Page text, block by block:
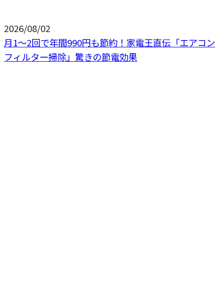
2026/08/02
月1〜2回で年間990円も節約！家電王直伝「エアコン
フィルター掃除」驚きの節電効果